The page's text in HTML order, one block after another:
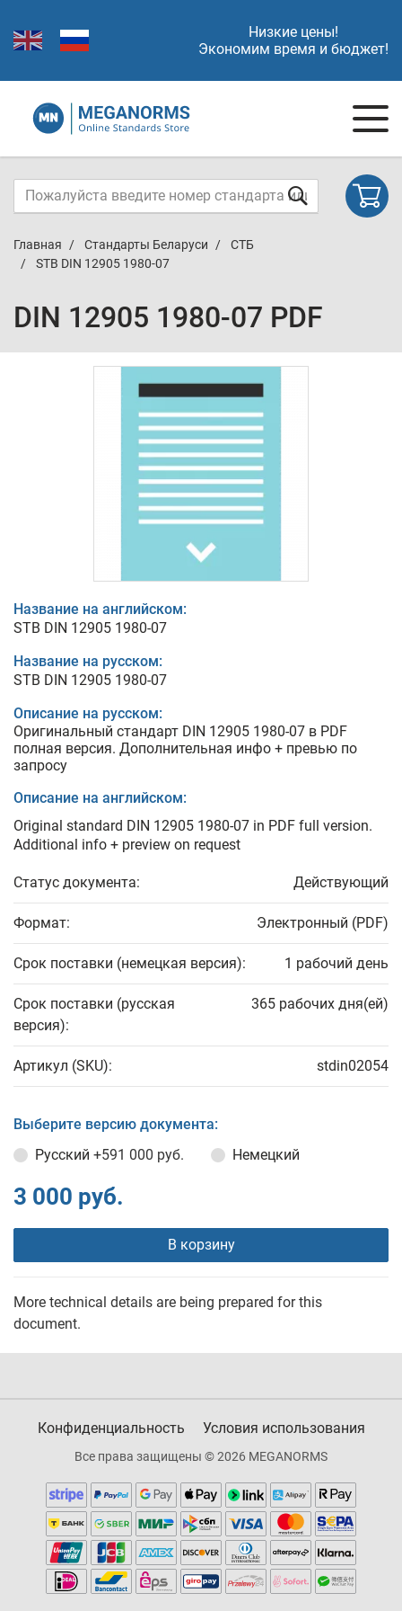
Низкие цены!
Экономим время и бюджет!
Главная Стандарты Беларуси
СТБ
STB DIN 12905 1980-07
DIN 12905 1980-07 PDF
Название на английском:
STB DIN 12905 1980-07
Название на русском:
STB DIN 12905 1980-07
Описание на русском:
Оригинальный стандарт DIN 12905 1980-07 в PDF
полная версия. Дополнительная инфо + превью по
запросу
Описание на английском:
Original standard DIN 12905 1980-07 in PDF full version.
Additional info + preview on request
Статус документа: Действующий
Формат: Электронный (PDF)
Срок поставки (немецкая версия): 1 рабочий день
Срок поставки (русская
версия):
365 рабочих дня(ей)
Артикул (SKU): stdin02054
Выберите версию документа:
Русский +591 000 руб. Немецкий
3 000 руб.
В корзину
More technical details are being prepared for this
document.
Конфиденциальность Условия использования
Все права защищены © 2026 MEGANORMS